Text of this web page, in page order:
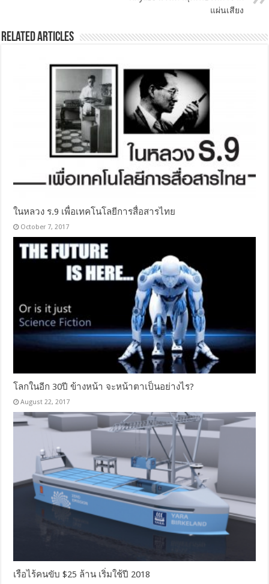
แผ่นเสียง
Related Articles
ในหลวง ร.9 เพื่อเทคโนโลยีการสื่อสารไทย
October 7, 2017
โลกในอีก 30ปี ข้างหน้า จะหน้าตาเป็นอย่างไร?
August 22, 2017
เรือไร้คนขับ $25 ล้าน เริ่มใช้ปี 2018